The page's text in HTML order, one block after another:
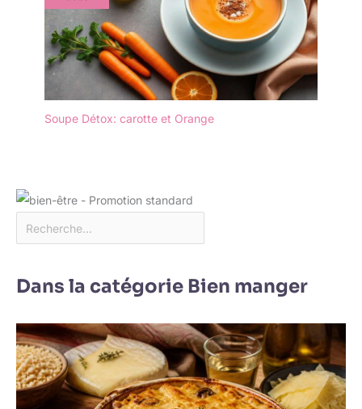
Soupe Détox: carotte et Orange
Dans la catégorie Bien manger